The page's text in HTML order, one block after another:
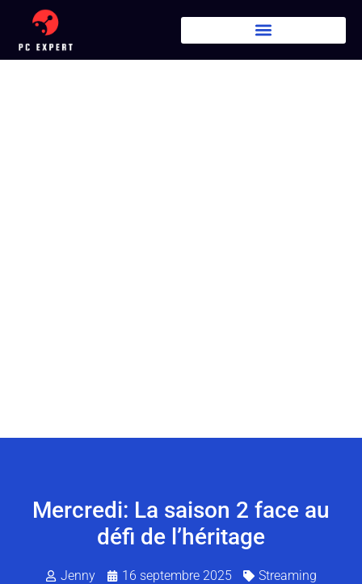
Mercredi: La saison 2 face au
défi de l’héritage
Jenny 16 septembre 2025 Streaming